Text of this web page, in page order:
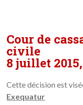
Cour de
civile
8 juillet
Cette décision est
Exequatur